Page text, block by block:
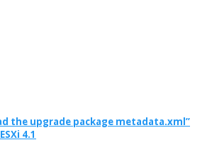
the upgrade package metadata.xml”
4.1